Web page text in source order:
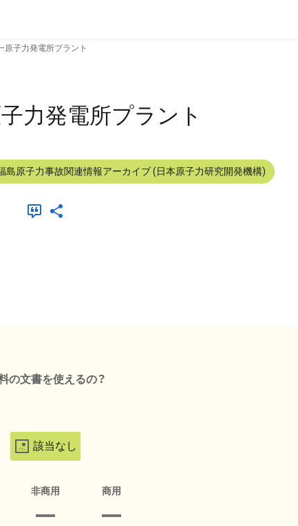
原子力発電所プラント
力発電所プラント
島原子力事故関連情報アーカイブ (日本原子力研究開発機構)
の文書を使えるの？
該当なし
非商用 商用